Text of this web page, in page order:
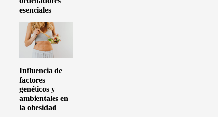
esenciales
Influencia de
factores
genéticos y
ambientales en
la obesidad